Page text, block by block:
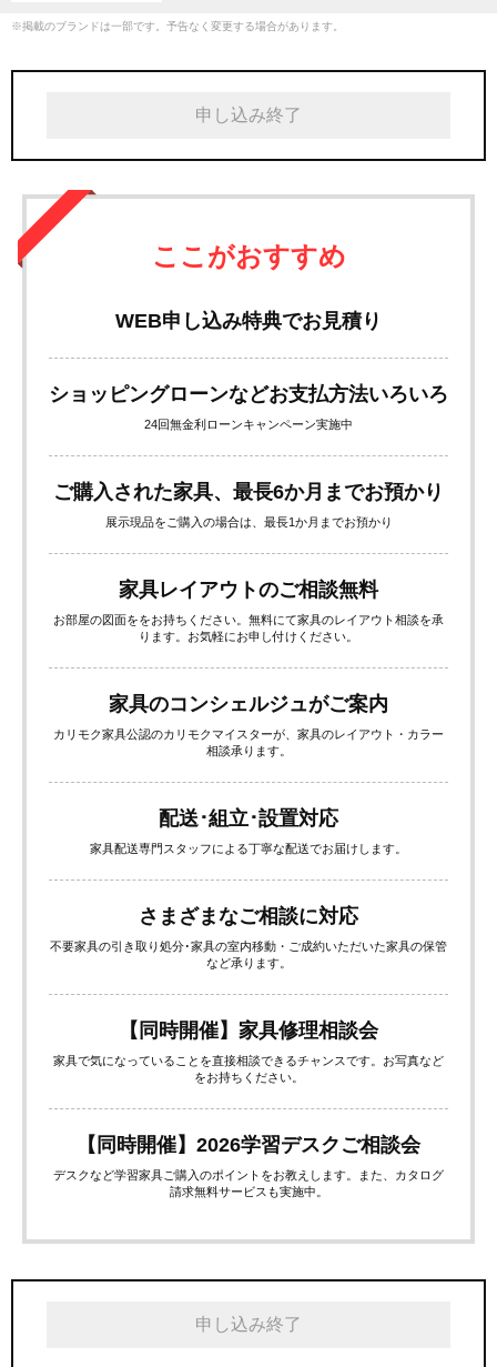
※掲載のブランドは一部です。予告なく変更する場合があります。
申し込み終了
ここがおすすめ
WEB申し込み特典でお見積り
ショッピングローンなどお支払方法いろいろ
24回無金利ローンキャンペーン実施中
ご購入された家具、最長6か月までお預かり
展示現品をご購入の場合は、最長1か月までお預かり
家具レイアウトのご相談無料
お部屋の図面ををお持ちください。無料にて家具のレイアウト相談を承
ります。お気軽にお申し付けください。
家具のコンシェルジュがご案内
カリモク家具公認のカリモクマイスターが、家具のレイアウト・カラー
相談承ります。
配送･組立･設置対応
家具配送専門スタッフによる丁寧な配送でお届けします。
さまざまなご相談に対応
不要家具の引き取り処分･家具の室内移動・ご成約いただいた家具の保管
など承ります。
【同時開催】家具修理相談会
家具で気になっていることを直接相談できるチャンスです。お写真など
をお持ちください。
【同時開催】2026学習デスクご相談会
デスクなど学習家具ご購入のポイントをお教えします。また、カタログ
請求無料サービスも実施中。
申し込み終了